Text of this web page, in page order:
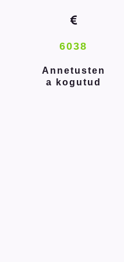
6038
Annetusten
a kogutud